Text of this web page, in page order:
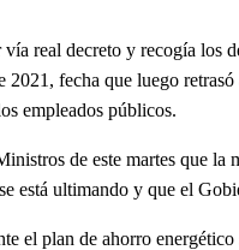
real decreto y recogía los
fecha que luego
empleados públicos.
de este martes que
está ultimando y que el
el plan de ahorro